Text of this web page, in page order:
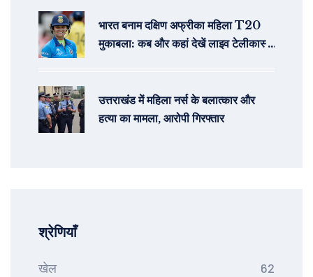
भारत बनाम दक्षिण अफ्रीका महिला T20
मुकाबला: कब और कहां देखें लाइव टेलीकास्ट
उत्तराखंड में महिला नर्स के बलात्कार और
हत्या का मामला, आरोपी गिरफ्तार
श्रेणियाँ
खेल 62